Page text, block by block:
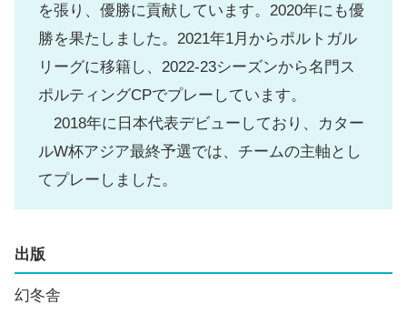
を張り、優勝に貢献しています。2020年にも優
勝を果たしました。2021年1月からポルトガル
リーグに移籍し、2022-23シーズンから名門ス
ポルティングCPでプレーしています。
2018年に日本代表デビューしており、カター
ルW杯アジア最終予選では、チームの主軸とし
てプレーしました。
出版
幻冬舎